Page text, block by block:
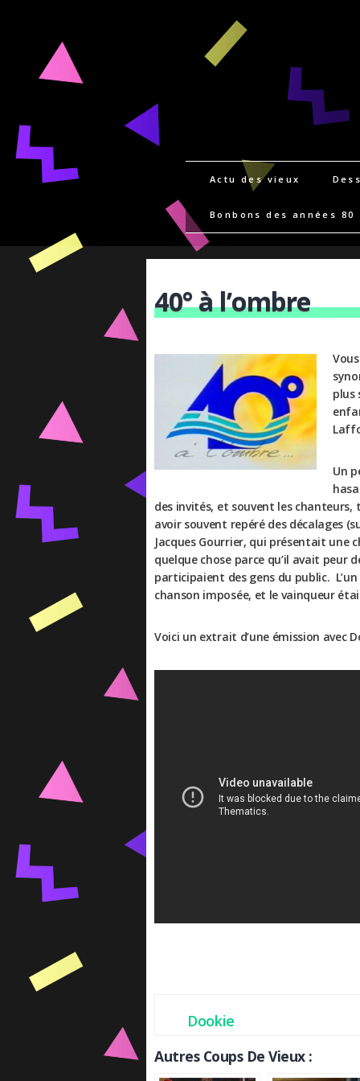
Actu des vieux
Bonbons des années 80
40° à l’ombre
plus
Un
des invités, et souvent les chanteurs,
avoir souvent repéré des décalages
Jacques Gourrier, qui présentait une
quelque chose parce qu’il avait peur
participaient des gens du public.
chanson imposée, et le vainqueur
Voici un extrait d’une émission avec
Dookie
Autres Coups De Vieux :